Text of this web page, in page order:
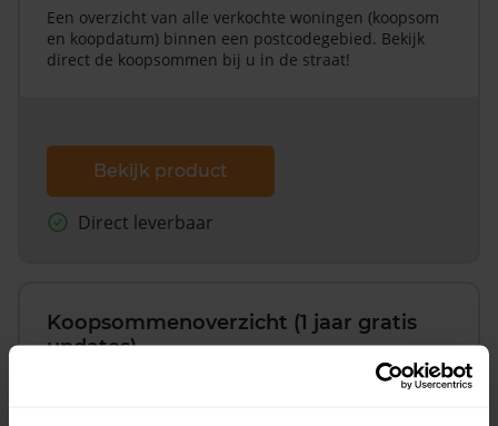
Een overzicht van alle verkochte woningen (koopsom
en koopdatum) binnen een postcodegebied. Bekijk
direct de koopsommen bij u in de straat!
Bekijk product
Direct leverbaar
Koopsommenoverzicht (1 jaar gratis
updates)